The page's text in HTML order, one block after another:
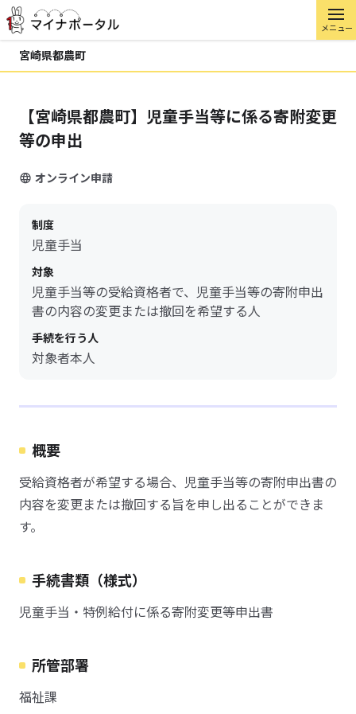
メニュー
宮崎県都農町
【宮崎県都農町】児童手当等に係る寄附変更
等の申出
オンライン申請
制度
児童手当
対象
児童手当等の受給資格者で、児童手当等の寄附申出
書の内容の変更または撤回を希望する人
手続を行う人
対象者本人
概要
受給資格者が希望する場合、児童手当等の寄附申出書の
内容を変更または撤回する旨を申し出ることができま
す。
手続書類（様式）
児童手当・特例給付に係る寄附変更等申出書
所管部署
福祉課